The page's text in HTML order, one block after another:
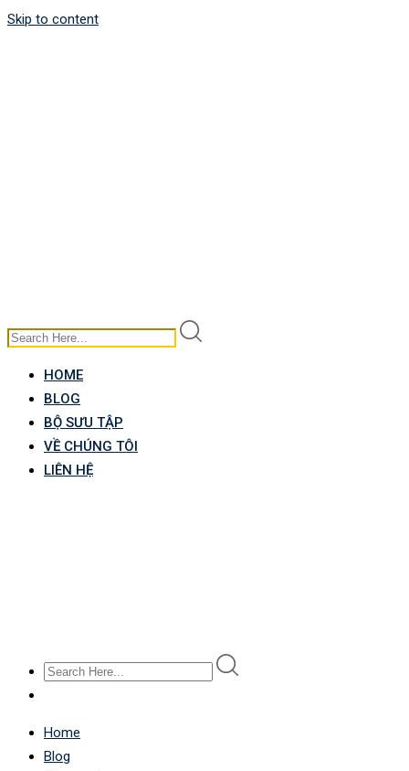
Skip to content
HOME
BLOG
BỘ SƯU TẬP
VỀ CHÚNG TÔI
LIÊN HỆ
Home
Blog